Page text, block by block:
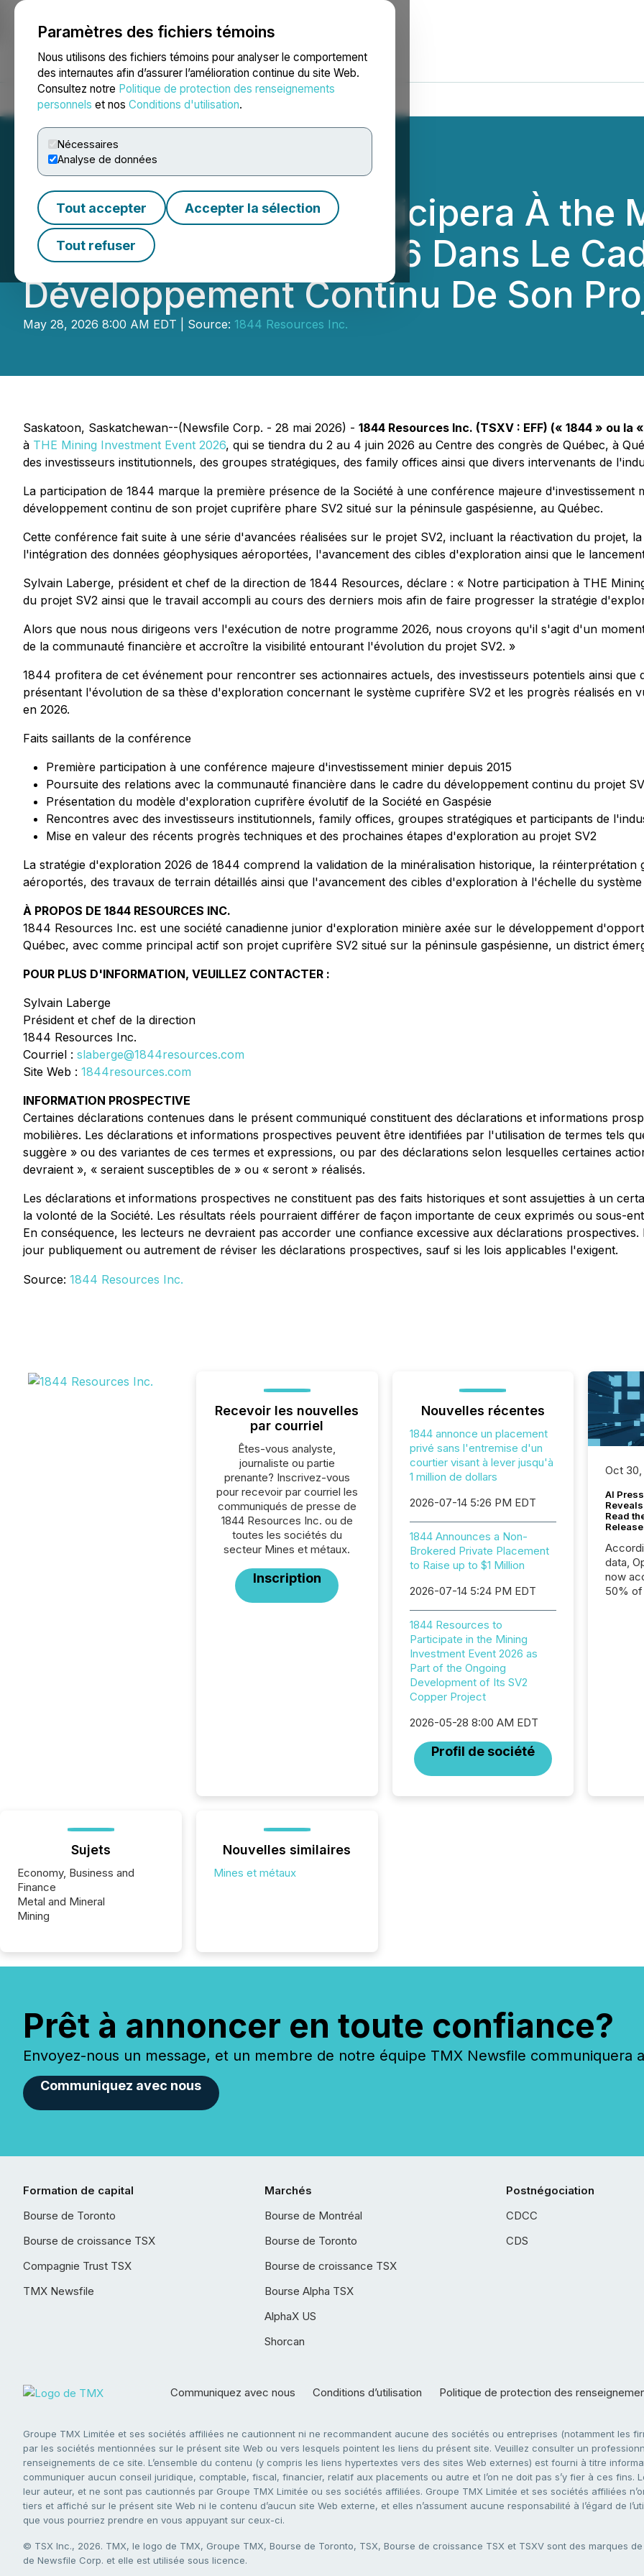
Paramètres des fichiers témoins
Nous utilisons des fichiers témoins pour analyser le comportement
des internautes afin d’assurer l’amélioration continue du site Web.
Consultez notre Politique de protection des renseignements
personnels et nos Conditions d'utilisation.
Nécessaires
Analyse de données
Tout accepter Accepter la sélection
Tout refuser
NEWSFILE
Accueil À propos Services Salle de presse Blogue
1844 Ressources Participera À the
Investment Event 2026 Dans Le
Développement Continu De Son
May 28, 2026 8:00 AM EDT | Source: 1844 Resources Inc.
Saskatoon, Saskatchewan--(Newsfile Corp. - 28 mai 2026) - 1844 Resources Inc. (TSXV : EFF) (« 1844 » ou la
à THE Mining Investment Event 2026, qui se tiendra du 2 au 4 juin 2026 au Centre des congrès de Québec, à
des investisseurs institutionnels, des groupes stratégiques, des family offices ainsi que divers intervenants de
La participation de 1844 marque la première présence de la Société à une conférence majeure d'investissement
développement continu de son projet cuprifère phare SV2 situé sur la péninsule gaspésienne, au Québec.
Cette conférence fait suite à une série d'avancées réalisées sur le projet SV2, incluant la réactivation du projet,
l'intégration des données géophysiques aéroportées, l'avancement des cibles d'exploration ainsi que le
Sylvain Laberge, président et chef de la direction de 1844 Resources, déclare : « Notre participation à THE
du projet SV2 ainsi que le travail accompli au cours des derniers mois afin de faire progresser la stratégie
Alors que nous nous dirigeons vers l'exécution de notre programme 2026, nous croyons qu'il s'agit d'un
de la communauté financière et accroître la visibilité entourant l'évolution du projet SV2. »
1844 profitera de cet événement pour rencontrer ses actionnaires actuels, des investisseurs potentiels ainsi
présentant l'évolution de sa thèse d'exploration concernant le système cuprifère SV2 et les progrès réalisés en
en 2026.
Faits saillants de la conférence
Première participation à une conférence majeure d'investissement minier depuis 2015
Poursuite des relations avec la communauté financière dans le cadre du développement continu du projet
Présentation du modèle d'exploration cuprifère évolutif de la Société en Gaspésie
Rencontres avec des investisseurs institutionnels, family offices, groupes stratégiques et participants de
Mise en valeur des récents progrès techniques et des prochaines étapes d'exploration au projet SV2
La stratégie d'exploration 2026 de 1844 comprend la validation de la minéralisation historique, la
aéroportés, des travaux de terrain détaillés ainsi que l'avancement des cibles d'exploration à l'échelle du
À PROPOS DE 1844 RESOURCES INC.
1844 Resources Inc. est une société canadienne junior d'exploration minière axée sur le développement
Québec, avec comme principal actif son projet cuprifère SV2 situé sur la péninsule gaspésienne, un district
POUR PLUS D'INFORMATION, VEUILLEZ CONTACTER :
Sylvain Laberge
Président et chef de la direction
1844 Resources Inc.
Courriel : slaberge@1844resources.com
Site Web : 1844resources.com
INFORMATION PROSPECTIVE
Certaines déclarations contenues dans le présent communiqué constituent des déclarations et informations
mobilières. Les déclarations et informations prospectives peuvent être identifiées par l'utilisation de termes tels
suggère » ou des variantes de ces termes et expressions, ou par des déclarations selon lesquelles certaines
devraient », « seraient susceptibles de » ou « seront » réalisés.
Les déclarations et informations prospectives ne constituent pas des faits historiques et sont assujetties à un
la volonté de la Société. Les résultats réels pourraient différer de façon importante de ceux exprimés ou sous-
En conséquence, les lecteurs ne devraient pas accorder une confiance excessive aux déclarations
jour publiquement ou autrement de réviser les déclarations prospectives, sauf si les lois applicables l'exigent.
Source: 1844 Resources Inc.
Recevoir les nouvelles
par courriel
Êtes-vous analyste,
journaliste ou partie
prenante? Inscrivez-vous
pour recevoir par courriel les
communiqués de presse de
1844 Resources Inc. ou de
toutes les sociétés du
secteur Mines et métaux.
Inscription
Nouvelles récentes
1844 annonce un placement
privé sans l'entremise d'un
courtier visant à lever jusqu'à
1 million de dollars
2026-07-14 5:26 PM EDT
1844 Announces a Non-
Brokered Private Placement
to Raise up to $1 Million
2026-07-14 5:24 PM EDT
1844 Resources to
Participate in the Mining
Investment Event 2026 as
Part of the Ongoing
Development of Its SV2
Copper Project
2026-05-28 8:00 AM EDT
Profil de société
Oct 30,
AI
Read
data,
now
50% of
Sujets
Economy, Business and
Finance
Metal and Mineral
Mining
Nouvelles similaires
Mines et métaux
Prêt à annoncer en toute confiance?
Envoyez-nous un message, et un membre de notre équipe TMX Newsfile communiquera
Communiquez avec nous
Formation de capital
Bourse de Toronto
Bourse de croissance TSX
Compagnie Trust TSX
TMX Newsfile
Marchés
Bourse de Montréal
Bourse de Toronto
Bourse de croissance TSX
Bourse Alpha TSX
AlphaX US
Shorcan
Postnégociation
CDCC
CDS
Communiquez avec nous Conditions d’utilisation Politique de protection des
Groupe TMX Limitée et ses sociétés affiliées ne cautionnent ni ne recommandent aucune des sociétés ou entreprises (notamment les
par les sociétés mentionnées sur le présent site Web ou vers lesquels pointent les liens du présent site. Veuillez consulter un
renseignements de ce site. L’ensemble du contenu (y compris les liens hypertextes vers des sites Web externes) est fourni à titre
communiquer aucun conseil juridique, comptable, fiscal, financier, relatif aux placements ou autre et l’on ne doit pas s’y fier à ces
leur auteur, et ne sont pas cautionnés par Groupe TMX Limitée ou ses sociétés affiliées. Groupe TMX Limitée et ses sociétés affiliées
tiers et affiché sur le présent site Web ni le contenu d’aucun site Web externe, et elles n’assument aucune responsabilité à l’égard de
que vous pourriez prendre en vous appuyant sur ceux-ci.
© TSX Inc., 2026. TMX, le logo de TMX, Groupe TMX, Bourse de Toronto, TSX, Bourse de croissance TSX et TSXV sont des marques
de Newsfile Corp. et elle est utilisée sous licence.